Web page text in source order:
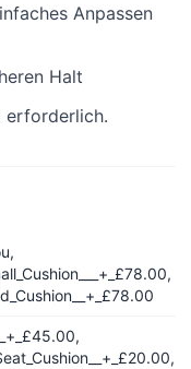
Anpassen
Halt
erforderlich.